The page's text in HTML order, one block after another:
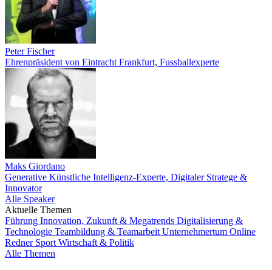
Peter Fischer
Ehrenpräsident von Eintracht Frankfurt, Fussballexperte
Maks Giordano
Generative Künstliche Intelligenz-Experte, Digitaler Stratege &
Innovator
Alle Speaker
Aktuelle Themen
Führung Innovation, Zukunft & Megatrends Digitalisierung &
Technologie Teambildung & Teamarbeit Unternehmertum Online
Redner Sport Wirtschaft & Politik
Alle Themen